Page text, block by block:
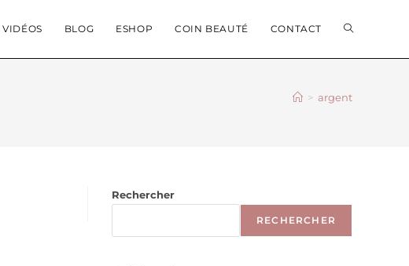
VIDÉOS BLOG ESHOP COIN BEAUTÉ CONTACT
> argent
Rechercher
RECHERCHER